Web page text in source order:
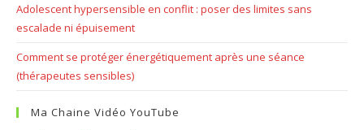
Adolescent hypersensible en conflit : poser des limites sans
escalade ni épuisement
Comment se protéger énergétiquement après une séance
(thérapeutes sensibles)
Ma Chaine Vidéo YouTube